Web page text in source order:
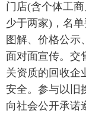
门店(含个体工
少于两家)，名
图解、价格公示
面对面宣传。交
关资质的回收企
安全。参与以旧
向社会公开承诺